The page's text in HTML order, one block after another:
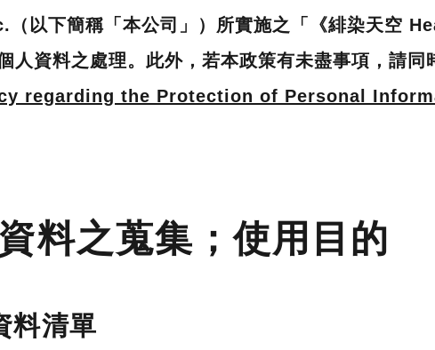
（以下簡稱「本公司」）所實施之「《緋染天空
人資料之處理。此外，若本政策有未盡事項，請同
regarding the Protection of Personal
料之蒐集；使用目的
料清單